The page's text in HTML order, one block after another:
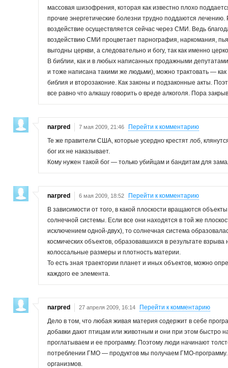
массовая шизофрения, которая как известно плохо
прочие энергетические болезни трудно поддаются
воздействие осуществляется сейчас через СМИ. Ведь
воздействию СМИ процветает парнография, наркомания,
выгодны церкви, а следовательно и богу, так как именно
В библии, как и в любых написанных продажными
и тоже написана такими же людьми), можно трактовать —
библия и второзаконие. Как законы и подзаконные акты.
все равно что алкашу говорить о вреде алкоголя. Пора
narpred 7 мая 2009, 21:46
Перейти к комментарию
Те же правители США, которые усердно крестят лоб,
бог их не наказывает.
Кому нужен такой бог — только убийцам и бандитам для
narpred 6 мая 2009, 18:52
Перейти к комментарию
В зависимости от того, в какой плоскости вращаются
солнечной системы. Если все они находятся в той же
исключением одной-двух), то солнечная система
космических объектов, образовавшихся в результате
колоссальные размеры и плотность материи.
То есть зная траектории планет и иных объектов, можно
каждого ее элемента.
narpred 27 апреля 2009, 16:14
Перейти к комментарию
Дело в том, что любая живая материя содержит в себе
добавки дают птицам или животным и они при этом быстро
проглатываем и ее программу. Поэтому люди начинают
потреблении ГМО — продуктов мы получаем ГМО-
организмов.